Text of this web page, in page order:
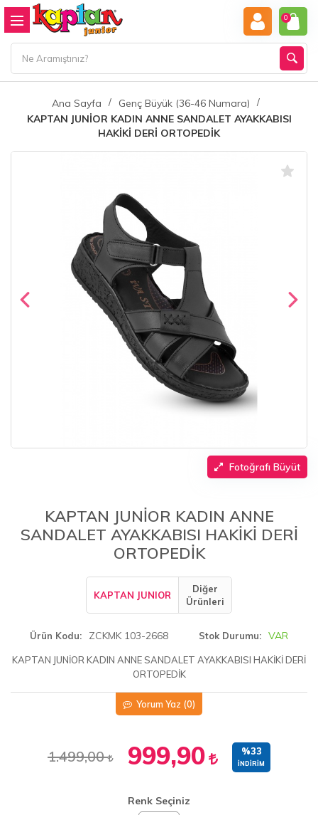
0
Ana Sayfa
Genç Büyük (36-46 Numara)
KAPTAN JUNİOR KADIN ANNE SANDALET AYAKKABISI
HAKİKİ DERİ ORTOPEDİK
Fotoğrafı Büyüt
KAPTAN JUNİOR KADIN ANNE
SANDALET AYAKKABISI HAKİKİ DERİ
ORTOPEDİK
KAPTAN JUNIOR
Diğer
Ürünleri
Ürün Kodu ZCKMK 103-2668 Stok Durumu VAR
KAPTAN JUNİOR KADIN ANNE SANDALET AYAKKABISI HAKİKİ DERİ
ORTOPEDİK
Yorum Yaz (0)
1.499,00 999,90 %33
İNDIRIM
Renk Seçiniz